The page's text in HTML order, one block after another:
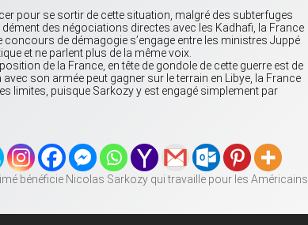
pour se sortir de cette situation, malgré des subterfuges
des négociations directes avec les Kadhafi, la France
concours de démagogie s’engage entre les ministres Juppé
et ne parlent plus de la même voix.
de la France, en tête de gondole de cette guerre est de
son armée peut gagner sur le terrain en Libye, la France
limites, puisque Sarkozy y est engagé simplement par
bénéficie Nicolas Sarkozy qui travaille pour les Américains